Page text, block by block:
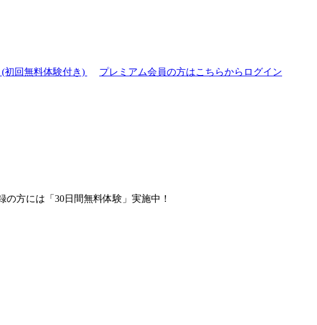
(初回無料体験付き)
プレミアム会員の方はこちらからログイン
方には「30日間無料体験」実施中！